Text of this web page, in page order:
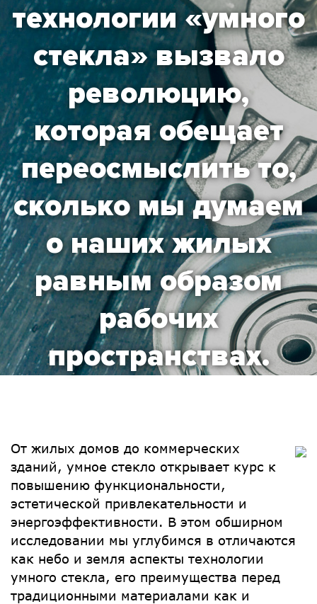
технологии «умного
стекла» вызвало
революцию,
которая обещает
переосмыслить то,
сколько мы думаем
о наших жилых
равным образом
рабочих
пространствах.
От жилых домов до коммерческих
зданий, умное стекло открывает курс к
повышению функциональности,
эстетической привлекательности и
энергоэффективности. В этом обширном
исследовании мы углубимся в отличаются
как небо и земля аспекты технологии
умного стекла, его преимущества перед
традиционными материалами как и